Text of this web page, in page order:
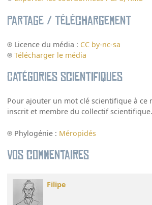
Partage / Téléchargement
Licence du média : CC by-nc-sa
Télécharger le média
Catégories scientifiques
Pour ajouter un mot clé scientifique à ce
inscrit et membre du collectif scientifique.
Phylogénie : Méropidés
Vos commentaires
Filipe